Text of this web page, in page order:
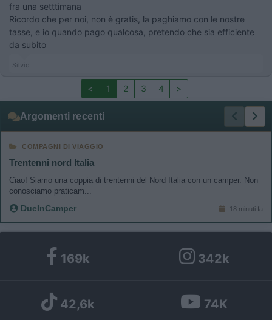
fra una setttimana
Ricordo che per noi, non è gratis, la paghiamo con le nostre
tasse, e io quando pago qualcosa, pretendo che sia efficiente
da subito
Silvio
< 1 2 3 4 >
Argomenti recenti
COMPAGNI DI VIAGGIO
Trentenni nord Italia
Ciao! Siamo una coppia di trentenni del Nord Italia con un camper. Non
conosciamo praticam...
DueInCamper 18 minuti fa
169k 342k
42,6k 74K